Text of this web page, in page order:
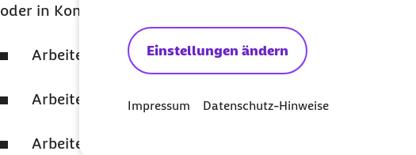
Einstellungen ändern
Impressum Datenschutz-Hinweise
oder in Kombination vorgenommene
Arbeiten am Absatz
Arbeiten zur Schuherhöhung
Arbeiten an der Sohle